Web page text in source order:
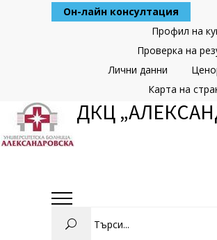
Он-лайн консултация
Профил на
Проверка на
Лични данни
Карта на
ДКЦ